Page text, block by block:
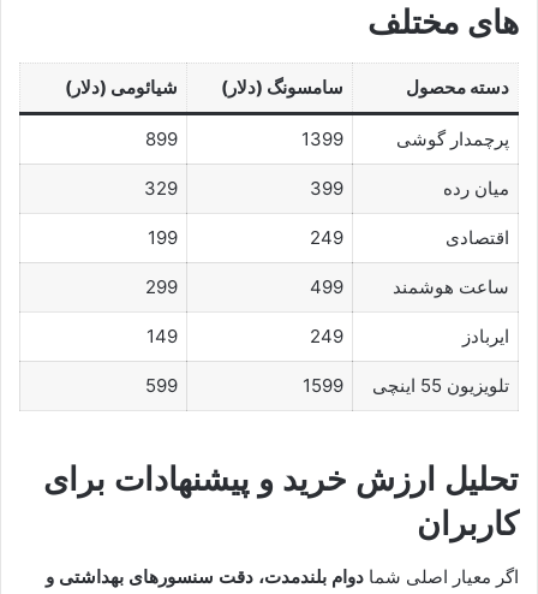
های مختلف
دسته محصول سامسونگ (دلار) شیائومی (دلار)
پرچمدار گوشی 1399
899
میان رده 399
329
اقتصادی 249
199
ساعت هوشمند 499
299
ایربادز 249
149
تلویزیون 55 اینچی 1599
599
تحلیل ارزش خرید و پیشنهادات برای
کاربران
اگر معیار اصلی شما دوام بلندمدت، دقت سنسورهای بهداشتی و